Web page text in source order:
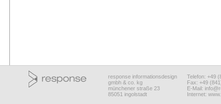
response informationsdesign
gmbh & co. kg
münchener straße 23
85051 ingolstadt
Telefon: +49
Fax: +49
E-Mail:
Internet: